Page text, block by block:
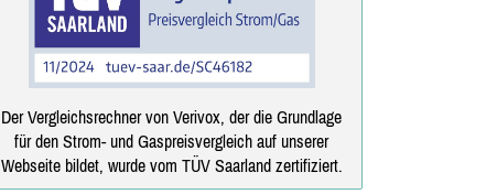
Der Vergleichsrechner von Verivox, der die Grundlage
für den Strom- und Gaspreisvergleich auf unserer
Webseite bildet, wurde vom TÜV Saarland zertifiziert.